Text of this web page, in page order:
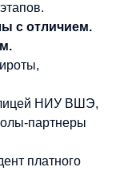
с отличием.
НИУ ВШЭ,
партнеры
платного